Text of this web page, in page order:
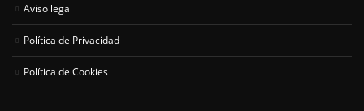
Aviso legal
Política de Privacidad
Política de Cookies